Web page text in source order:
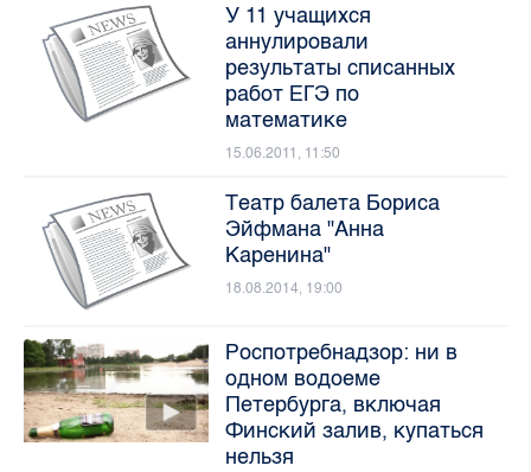
У 11 учащихся
аннулировали
результаты списанных
работ ЕГЭ по
математике
15.06.2011, 11:50
Театр балета Бориса
Эйфмана "Анна
Каренина"
18.08.2014, 19:00
Роспотребнадзор: ни в
одном водоеме
Петербурга, включая
Финский залив, купаться
нельзя